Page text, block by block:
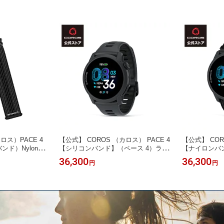
ス）PACE 4
ンド）Nylon
【公式】 COROS （カロス） PACE 4
【シリコンバンド】（ペース 4）ラン
ニングウォッチ スポーツウォッチ 40
g 超軽量・高精度GPS搭載 19日間稼
PACE4 ペース4 【シリコンバンド】
36,300 円
【公式】
【ナイロン
ニングウォッ
g超軽量・高
PACE4 ペー
36,300 円